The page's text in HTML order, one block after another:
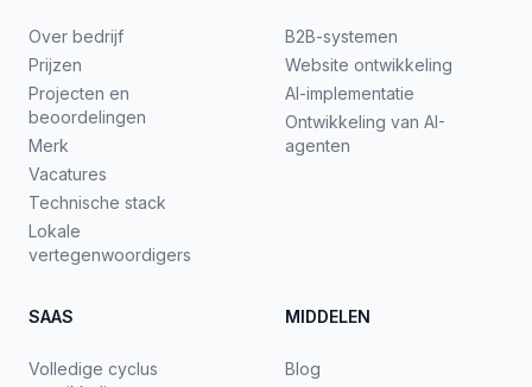
Over bedrijf
Prijzen
Projecten en
beoordelingen
Merk
Vacatures
Technische stack
Lokale
vertegenwoordigers
B2B-systemen
Website ontwikkeling
AI-implementatie
Ontwikkeling van AI-
agenten
SAAS
Volledige cyclus
MIDDELEN
Blog